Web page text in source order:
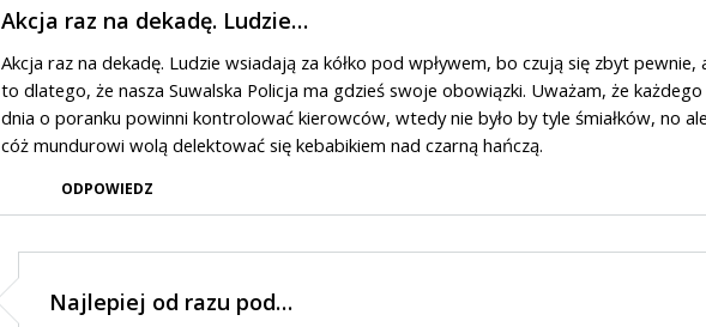
Akcja raz na dekadę. Ludzie…
Akcja raz na dekadę. Ludzie wsiadają za kółko pod wpływem, bo czują się zbyt pewnie,
to dlatego, że nasza Suwalska Policja ma gdzieś swoje obowiązki. Uważam, że każdego
dnia o poranku powinni kontrolować kierowców, wtedy nie było by tyle śmiałków, no
cóż mundurowi wolą delektować się kebabikiem nad czarną hańczą.
ODPOWIEDZ
Najlepiej od razu pod…